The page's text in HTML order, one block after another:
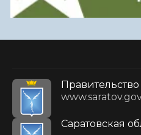
Саратовская